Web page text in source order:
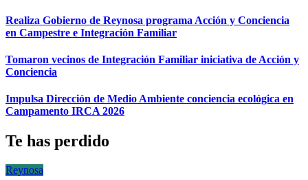
Realiza Gobierno de Reynosa programa Acción y Conciencia
en Campestre e Integración Familiar
Tomaron vecinos de Integración Familiar iniciativa de Acción y
Conciencia
Impulsa Dirección de Medio Ambiente conciencia ecológica en
Campamento IRCA 2026
Te has perdido
Reynosa